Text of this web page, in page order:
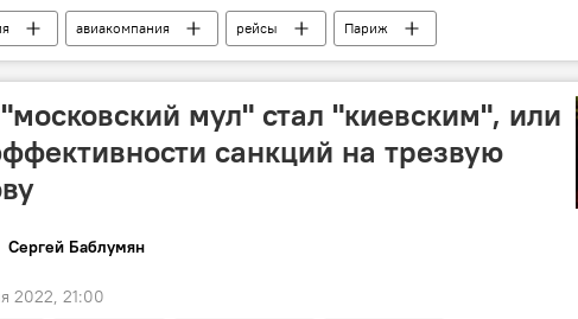
авиакомпания рейсы Париж
мул" стал "киевским", или
санкций на трезвую
Сергей Баблумян
2022, 21:00